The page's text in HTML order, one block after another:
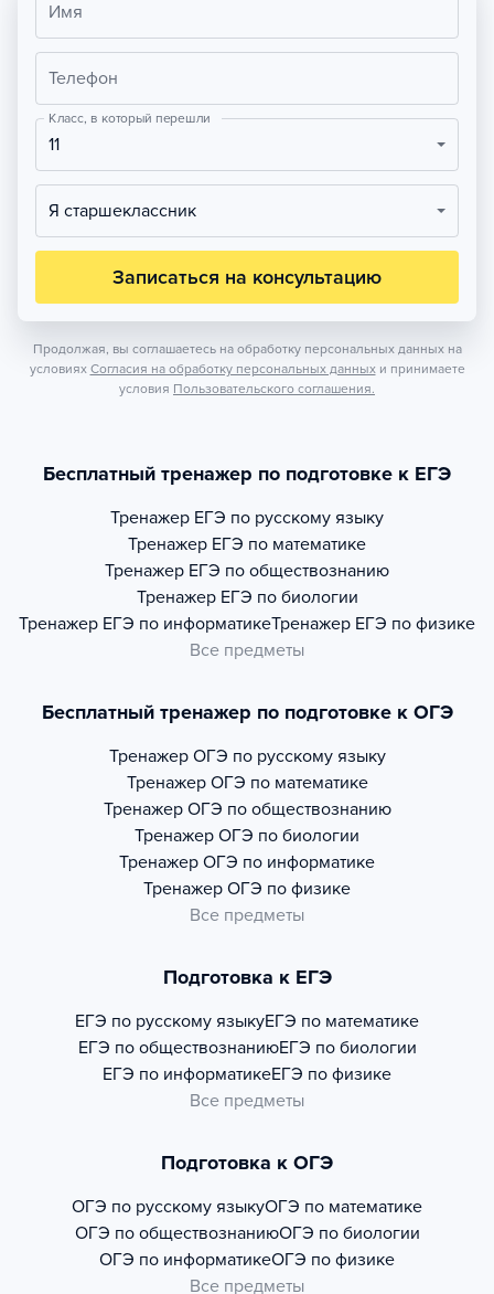
Имя
Телефон
Класс, в который перешли
11
Я старшеклассник
Записаться на консультацию
Продолжая, вы соглашаетесь на обработку персональных данных на
условиях Согласия на обработку персональных данных и принимаете
условия Пользовательского соглашения.
Бесплатный тренажер по подготовке к ЕГЭ
Тренажер ЕГЭ по русскому языку
Тренажер ЕГЭ по математике
Тренажер ЕГЭ по обществознанию
Тренажер ЕГЭ по биологии
Тренажер ЕГЭ по информатикеТренажер ЕГЭ по физике
Все предметы
Бесплатный тренажер по подготовке к ОГЭ
Тренажер ОГЭ по русскому языку
Тренажер ОГЭ по математике
Тренажер ОГЭ по обществознанию
Тренажер ОГЭ по биологии
Тренажер ОГЭ по информатике
Тренажер ОГЭ по физике
Все предметы
Подготовка к ЕГЭ
ЕГЭ по русскому языкуЕГЭ по математике
ЕГЭ по обществознаниюЕГЭ по биологии
ЕГЭ по информатикеЕГЭ по физике
Все предметы
Подготовка к ОГЭ
ОГЭ по русскому языкуОГЭ по математике
ОГЭ по обществознаниюОГЭ по биологии
ОГЭ по информатикеОГЭ по физике
Все предметы